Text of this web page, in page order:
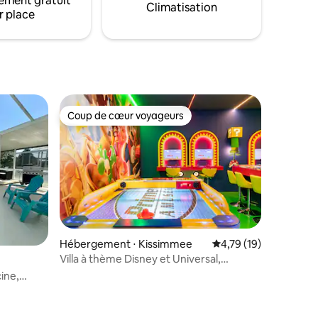
seulement 4 minutes.
place
Climatisation
: 4,99 sur 5
Coup de cœur voyageurs
Coup de cœur voyageurs
Hébergement ⋅ Kissimmee Évaluation moyenne
4,79 (19)
Villa à thème Disney et Universal,